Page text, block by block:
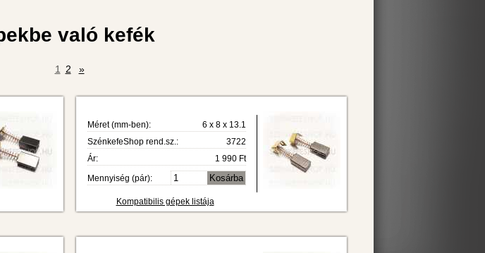
való kefék
1 2 »
Méret (mm-ben):
6 x 8 x 13.1
SzénkefeShop rend.sz.:
3722
Ár:
1 990 Ft
Mennyiség (pár):
Kompatibilis gépek listája